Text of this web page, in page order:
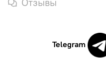
Telegram